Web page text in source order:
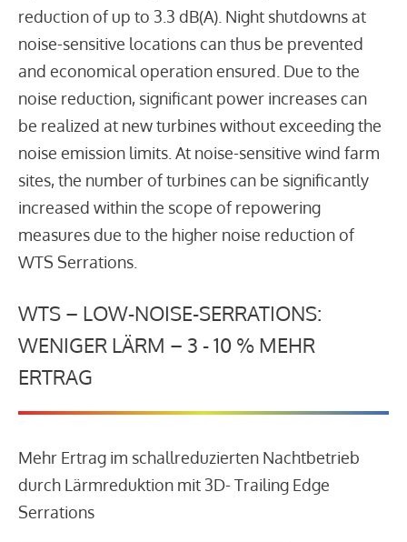
reduction of up to 3.3 dB(A). Night shutdowns at
noise-sensitive locations can thus be prevented
and economical operation ensured. Due to the
noise reduction, significant power increases can
be realized at new turbines without exceeding the
noise emission limits. At noise-sensitive wind farm
sites, the number of turbines can be significantly
increased within the scope of repowering
measures due to the higher noise reduction of
WTS Serrations.
WTS – LOW-NOISE-SERRATIONS:
WENIGER LÄRM – 3 - 10 % MEHR
ERTRAG
Mehr Ertrag im schallreduzierten Nachtbetrieb
durch Lärmreduktion mit 3D- Trailing Edge
Serrations